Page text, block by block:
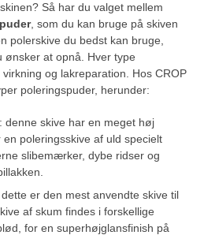
Så har du valget mellem
, som du kan bruge på skiven
polerskive du bedst kan bruge,
at opnå. Hver type
og lakreparation. Hos CROP
poleringspuder, herunder:
: denne skive har en meget høj
poleringsskive af uld specielt
slibemærker, dybe ridser og
dette er den mest anvendte skive til
af skum findes i forskellige
for en superhøjglansfinish på